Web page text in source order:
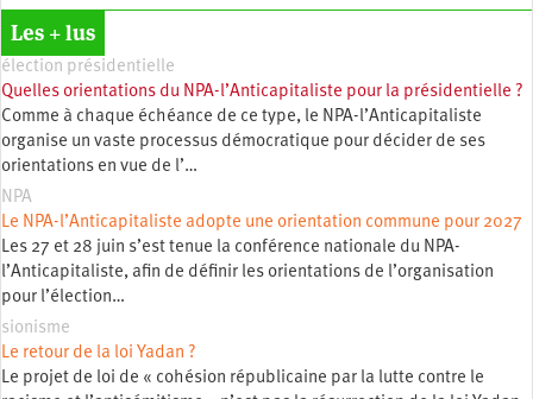
Les + lus
élection présidentielle
Quelles orientations du NPA-l’Anticapitaliste pour la présidentielle ?
Comme à chaque échéance de ce type, le NPA-l’Anticapitaliste
organise un vaste processus démocratique pour décider de ses
orientations en vue de l’…
NPA
Le NPA-l’Anticapitaliste adopte une orientation commune pour 2027
Les 27 et 28 juin s’est tenue la conférence nationale du NPA-
l’Anticapitaliste, afin de définir les orientations de l’organisation
pour l’élection…
sionisme
Le retour de la loi Yadan ?
Le projet de loi de « cohésion républicaine par la lutte contre le